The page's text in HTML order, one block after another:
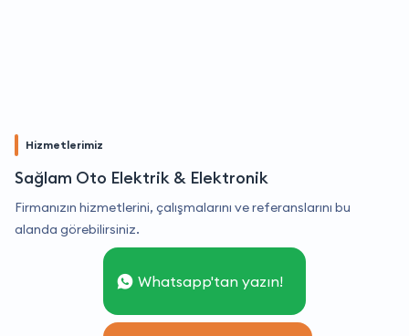
Hizmetlerimiz
Sağlam Oto Elektrik & Elektronik
Firmanızın hizmetlerini, çalışmalarını ve referanslarını bu
alanda görebilirsiniz.
Whatsapp'tan yazın!